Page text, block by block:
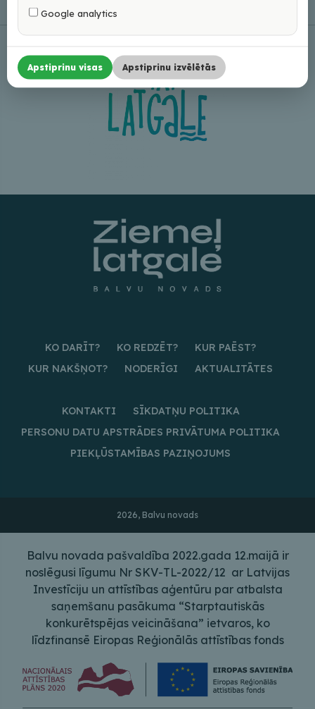
KO DARĪT? KO REDZĒT?
KUR PAĒST?
KUR NAKŠŅOT?
NODERĪGI AKTUALITĀTES
KONTAKTI
SĪKDATŅU POLITIKA
PERSONU DATU APSTRĀDES PRIVĀTUMA POLITIKA
PIEKĻŪSTAMĪBAS PAZIŅOJUMS
2026, Balvu novads
Balvu novada pašvaldība 2022.gada 12.maijā ir
noslēgusi līgumu Nr SKV-TL-2022/12 ar Latvijas
Investīciju un attīstības aģentūru par atbalsta
saņemšanu pasākuma “Starptautiskās
konkurētspējas veicināšana” ietvaros, ko
līdzfinansē Eiropas Reģionālās attīstības fonds
Google analytics
Apstiprinu visas Apstiprinu izvēlētās